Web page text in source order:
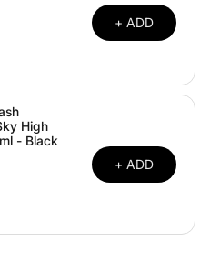
+ ADD
High
- Black
+ ADD